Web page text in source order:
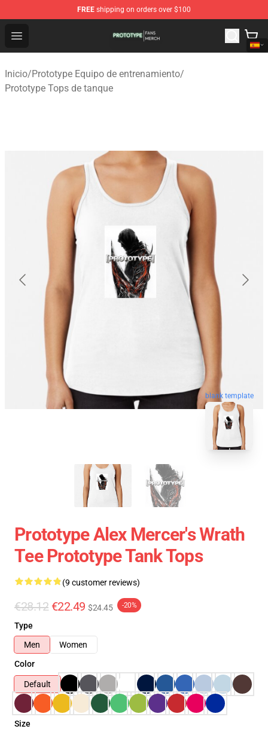
FREE shipping on orders over $100
Open menu
Prototype Shop - Official Prototype Merchandise Store
Inicio/Prototype Equipo de entrenamiento/
Prototype Tops de tanque
blank template
Prototype Alex Mercer's Wrath
Tee Prototype Tank Tops
(9 customer reviews)
€28.12 €22.49 $24.45 -20%
Type
Men
Women
Color
Default
Size